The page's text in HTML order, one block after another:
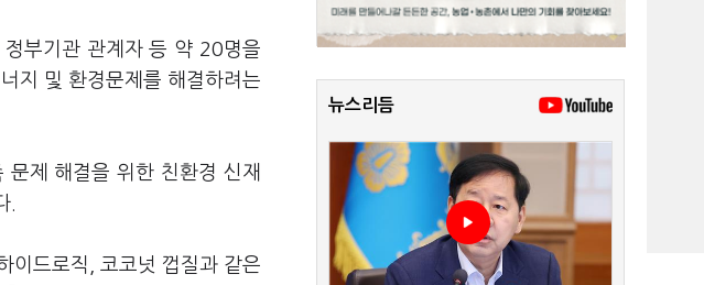
정부기관 관계자 등 약 20명을
지 및 환경문제를 해결하려는
제 해결을 위한 친환경 신재
.
이드로직, 코코넛 껍질과 같은
뉴스리듬